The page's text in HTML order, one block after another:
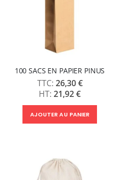
100 SACS EN PAPIER PINUS
26,30 €
21,92 €
AJOUTER AU PANIER